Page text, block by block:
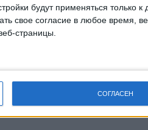
будут применяться только к
свое согласие в любое время,
страницы.
СОГЛАСЕН